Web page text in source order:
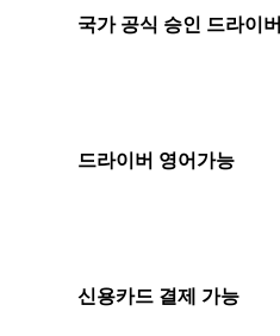
국가 공식 승인 드라이버
드라이버 영어가능
신용카드 결제 가능